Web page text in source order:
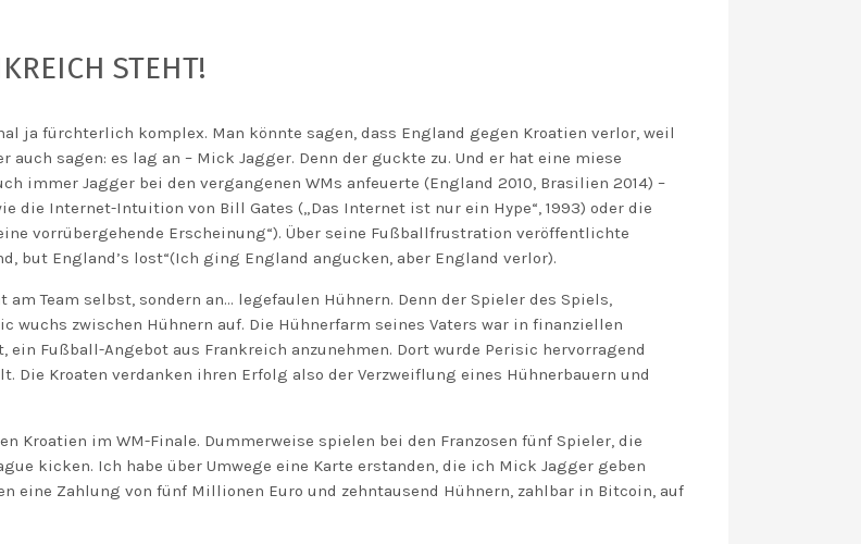
STEHT!
ja fürchterlich komplex. Man könnte sagen, dass England gegen Kroatien verlor, weil
auch sagen: es lag an – Mick Jagger. Denn der guckte zu. Und er hat eine miese
immer Jagger bei den vergangenen WMs anfeuerte (England 2010, Brasilien 2014) –
Internet-Intuition von Bill Gates („Das Internet ist nur ein Hype“, 1993) oder die
vorrübergehende Erscheinung“). Über seine Fußballfrustration veröffentlichte
but England’s lost“(Ich ging England angucken, aber England verlor).
Team selbst, sondern an… legefaulen Hühnern. Denn der Spieler des Spiels,
wuchs zwischen Hühnern auf. Die Hühnerfarm seines Vaters war in finanziellen
Fußball-Angebot aus Frankreich anzunehmen. Dort wurde Perisic hervorragend
Die Kroaten verdanken ihren Erfolg also der Verzweiflung eines Hühnerbauern und
Kroatien im WM-Finale. Dummerweise spielen bei den Franzosen fünf Spieler, die
kicken. Ich habe über Umwege eine Karte erstanden, die ich Mick Jagger geben
eine Zahlung von fünf Millionen Euro und zehntausend Hühnern, zahlbar in Bitcoin, auf